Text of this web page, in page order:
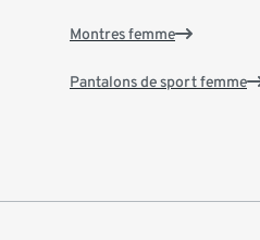
Montres femme
Pantalons de sport femme